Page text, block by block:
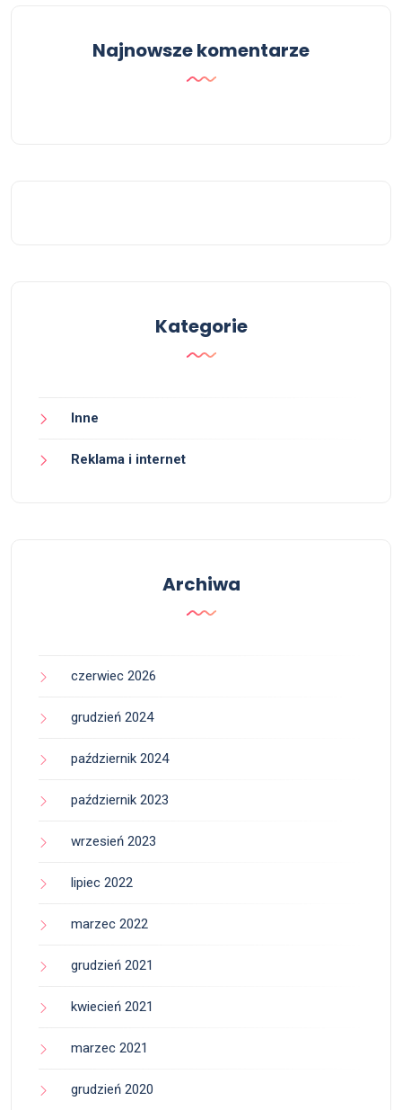
Najnowsze komentarze
Kategorie
Inne
Reklama i internet
Archiwa
czerwiec 2026
grudzień 2024
październik 2024
październik 2023
wrzesień 2023
lipiec 2022
marzec 2022
grudzień 2021
kwiecień 2021
marzec 2021
grudzień 2020